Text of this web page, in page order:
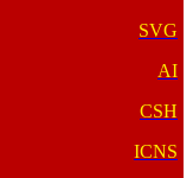
SVG
AI
CSH
ICNS